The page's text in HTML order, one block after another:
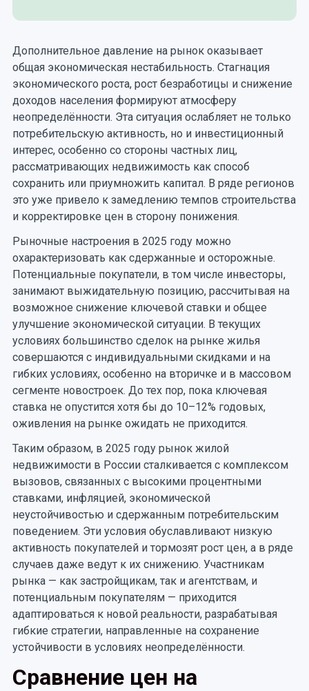
Дополнительное давление на рынок оказывает
общая экономическая нестабильность. Стагнация
экономического роста, рост безработицы и снижение
доходов населения формируют атмосферу
неопределённости. Эта ситуация ослабляет не только
потребительскую активность, но и инвестиционный
интерес, особенно со стороны частных лиц,
рассматривающих недвижимость как способ
сохранить или приумножить капитал. В ряде регионов
это уже привело к замедлению темпов строительства
и корректировке цен в сторону понижения.
Рыночные настроения в 2025 году можно
охарактеризовать как сдержанные и осторожные.
Потенциальные покупатели, в том числе инвесторы,
занимают выжидательную позицию, рассчитывая на
возможное снижение ключевой ставки и общее
улучшение экономической ситуации. В текущих
условиях большинство сделок на рынке жилья
совершаются с индивидуальными скидками и на
гибких условиях, особенно на вторичке и в массовом
сегменте новостроек. До тех пор, пока ключевая
ставка не опустится хотя бы до 10–12% годовых,
оживления на рынке ожидать не приходится.
Таким образом, в 2025 году рынок жилой
недвижимости в России сталкивается с комплексом
вызовов, связанных с высокими процентными
ставками, инфляцией, экономической
неустойчивостью и сдержанным потребительским
поведением. Эти условия обуславливают низкую
активность покупателей и тормозят рост цен, а в ряде
случаев даже ведут к их снижению. Участникам
рынка — как застройщикам, так и агентствам, и
потенциальным покупателям — приходится
адаптироваться к новой реальности, разрабатывая
гибкие стратегии, направленные на сохранение
устойчивости в условиях неопределённости.
Сравнение цен на